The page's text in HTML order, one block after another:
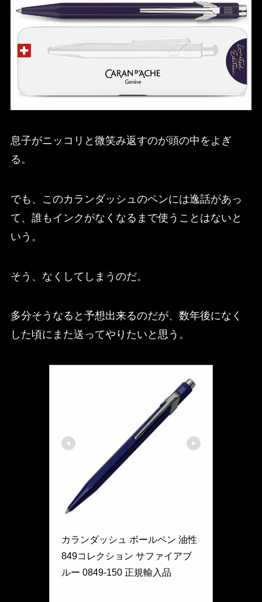
息子がニッコリと微笑み返すのが頭の中をよぎ
る。
でも、このカランダッシュのペンには逸話があっ
て、誰もインクがなくなるまで使うことはないと
いう。
そう、なくしてしまうのだ。
多分そうなると予想出来るのだが、数年後になく
した頃にまた送ってやりたいと思う。
カランダッシュ ボールペン 油性
849コレクション サファイアブ
ルー 0849-150 正規輸入品